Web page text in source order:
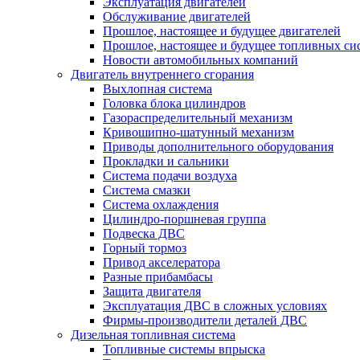
Обслуживание двигателей
Прошлое, настоящее и будущее двигателей
Прошлое, настоящее и будущее топливных
Новости автомобильных компаний
Двигатель внутреннего сгорания
Выхлопная система
Головка блока цилиндров
Газораспределительный механизм
Кривошипно-шатунный механизм
Приводы дополнительного оборудования
Прокладки и сальники
Система подачи воздуха
Система смазки
Система охлаждения
Цилиндро-поршневая группа
Подвеска ДВС
Горный тормоз
Привод акселератора
Разные прибамбасы
Защита двигателя
Эксплуатация ДВС в сложных условиях
Фирмы-производители деталей ДВС
Дизельная топливная система
Топливные системы впрыска